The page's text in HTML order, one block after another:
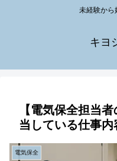
未経験から
キヨ
【電気保全担当
当している仕事内
電気保全